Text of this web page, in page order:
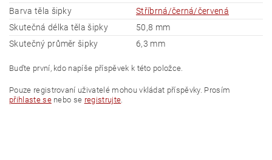
Barva těla šipky
Stříbrná/černá/červená
Skutečná délka těla šipky
50,8 mm
Skutečný průměr šipky
6,3 mm
Buďte první, kdo napíše příspěvek k této položce.
Pouze registrovaní uživatelé mohou vkládat příspěvky. Prosím
přihlaste senebo se registrujte.